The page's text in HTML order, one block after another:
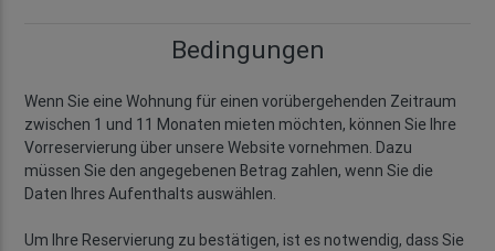
Bedingungen
Wenn Sie eine Wohnung für einen vorübergehenden Zeitraum
zwischen 1 und 11 Monaten mieten möchten, können Sie Ihre
Vorreservierung über unsere Website vornehmen. Dazu
müssen Sie den angegebenen Betrag zahlen, wenn Sie die
Daten Ihres Aufenthalts auswählen.
Um Ihre Reservierung zu bestätigen, ist es notwendig, dass Sie